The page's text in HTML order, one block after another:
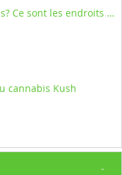
Tourisme du Cannabis? Ce sont les endroits où il faut être dans le monde
cannabis Kush